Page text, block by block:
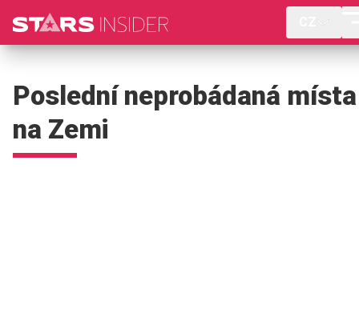
Poslední neprobádaná místa
na Zemi